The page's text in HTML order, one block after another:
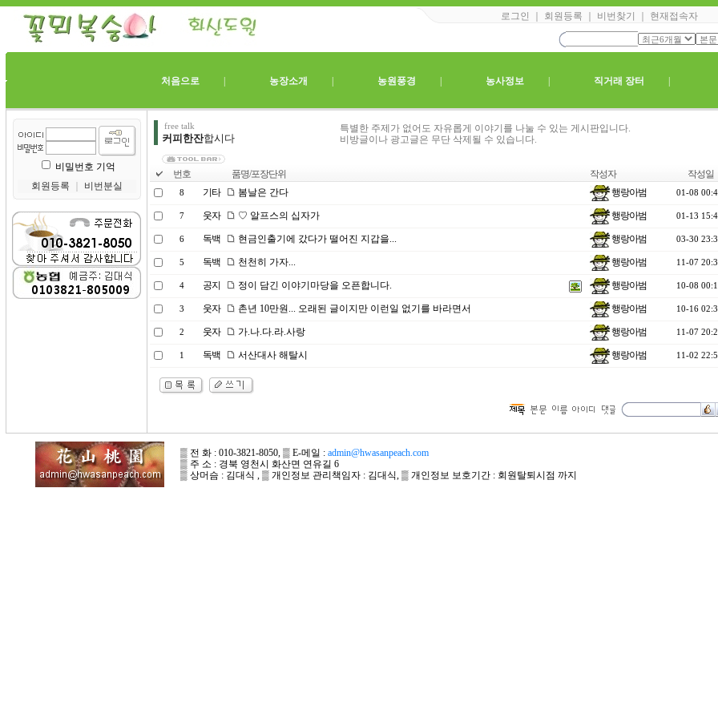
로그인 회원등록 비번찾기 현재접속자
처음으로 농장소개 농원풍경 농사정보 직거래 장터
비밀번호 기억
회원등록
비번분실
free talk
커피한잔합시다
특별한 주제가 없어도 자유롭게 이야기를 나눌 수 있는 게시판입니다.
비방글이나 광고글은 무단 삭제될 수 있습니다.
번호 품명/포장단위 작성자 작성일
8 기타 봄날은 간다 행랑아범 01-08
7 웃자 ♡ 알프스의 십자가 행랑아범 01-13
6 독백 현금인출기에 갔다가 떨어진 지갑을... 행랑아범 03-30
5 독백 천천히 가자... 행랑아범 11-07
4 공지 정이 담긴 이야기마당을 오픈합니다. 행랑아범 10-08
3 웃자 촌년 10만원... 오래된 글이지만 이런일 없기를 바라면서 행랑아범 10-16
2 웃자 가.나.다.라.사랑 행랑아범 11-07
1 독백 서산대사 해탈시 행랑아범 11-02
▒ 전 화 : 010-3821-8050, ▒ E-메일 : admin@hwasanpeach.com
▒ 주 소 : 경북 영천시 화산면 연유길 6
▒ 상머슴 : 김대식 , ▒ 개인정보 관리책임자 : 김대식, ▒ 개인정보 보호기간 : 회원탈퇴시점 까지